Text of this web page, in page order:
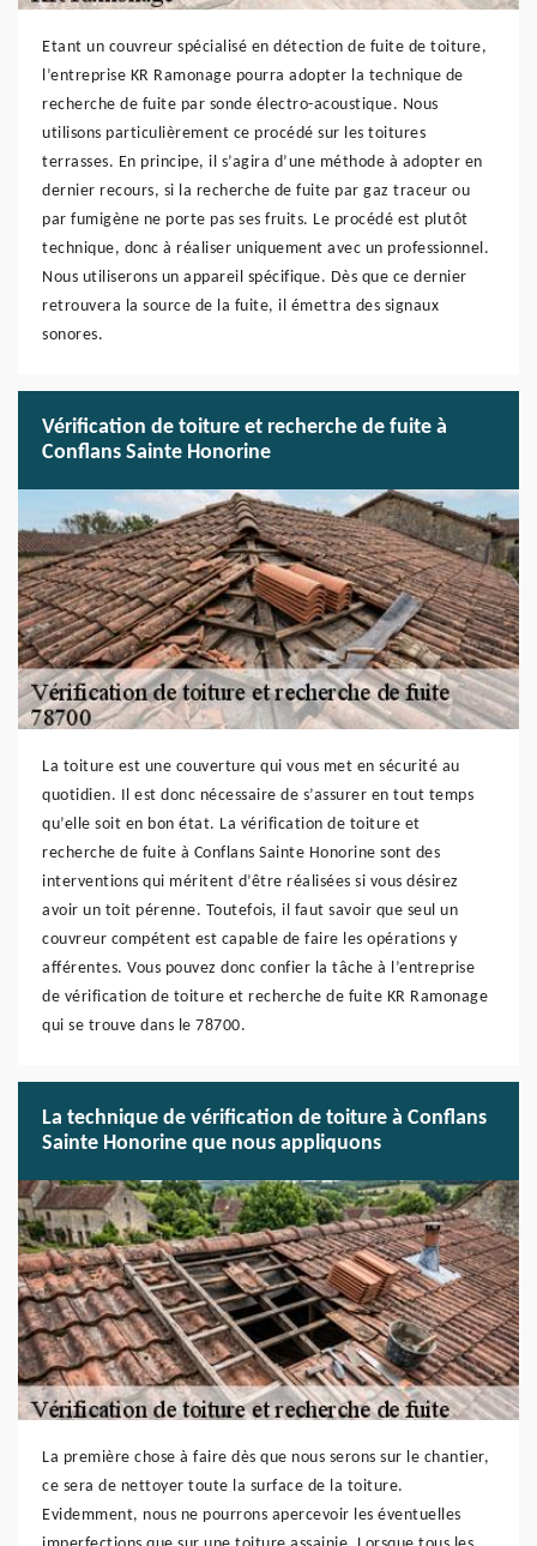
Etant un couvreur spécialisé en détection de fuite de toiture,
l’entreprise KR Ramonage pourra adopter la technique de
recherche de fuite par sonde électro-acoustique. Nous
utilisons particulièrement ce procédé sur les toitures
terrasses. En principe, il s’agira d’une méthode à adopter en
dernier recours, si la recherche de fuite par gaz traceur ou
par fumigène ne porte pas ses fruits. Le procédé est plutôt
technique, donc à réaliser uniquement avec un professionnel.
Nous utiliserons un appareil spécifique. Dès que ce dernier
retrouvera la source de la fuite, il émettra des signaux
sonores.
Vérification de toiture et recherche de fuite à
Conflans Sainte Honorine
La toiture est une couverture qui vous met en sécurité au
quotidien. Il est donc nécessaire de s’assurer en tout temps
qu’elle soit en bon état. La vérification de toiture et
recherche de fuite à Conflans Sainte Honorine sont des
interventions qui méritent d’être réalisées si vous désirez
avoir un toit pérenne. Toutefois, il faut savoir que seul un
couvreur compétent est capable de faire les opérations y
afférentes. Vous pouvez donc confier la tâche à l’entreprise
de vérification de toiture et recherche de fuite KR Ramonage
qui se trouve dans le 78700.
La technique de vérification de toiture à Conflans
Sainte Honorine que nous appliquons
La première chose à faire dès que nous serons sur le chantier,
ce sera de nettoyer toute la surface de la toiture.
Evidemment, nous ne pourrons apercevoir les éventuelles